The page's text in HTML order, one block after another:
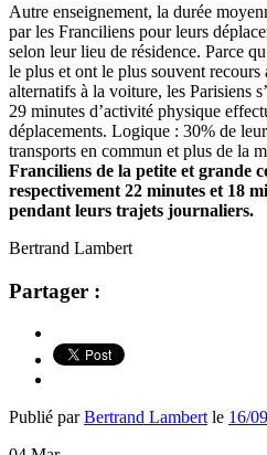
Autre enseignement, la durée
par les Franciliens pour leurs
selon leur lieu de résidence. Parce
le plus et ont le plus souvent recours
alternatifs à la voiture, les Parisiens
29 minutes d’activité physique
déplacements. Logique : 30% de
transports en commun et plus de la
Franciliens de la petite et grande
respectivement 22 minutes et 18
pendant leurs trajets journaliers.
Bertrand Lambert
Partager :
Publié parBertrand Lambert le 16/